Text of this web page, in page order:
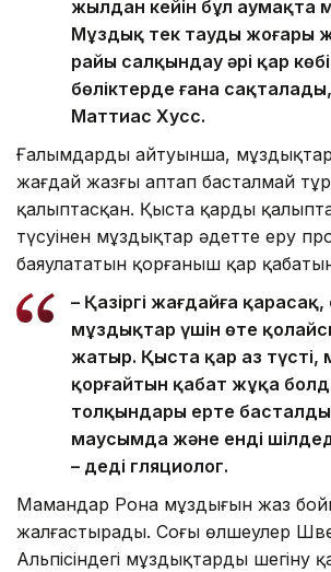
жылдан кейін бұл аумақта
Мұздық тек таудың жоғары
райы салқындау әрі қар
бөліктерде ғана
Маттиас Хусс.
Ғалымдардың айтуынша,
жағдай жазғы аптап басталмай
қалыптасқан. Қыста қардың
түсуінен мұздықтар әдетте еру
баяулататын қорғаныш қар
– Қазіргі жағдайға
мұздықтар үшін өте
жатыр. Қыста қар аз түсті,
қорғайтын қабат жұқа
толқындары ерте
маусымда және енді
– деді гляциолог.
Мамандар Рона мұздығын жаз
жалғастырады. Соңғы өлшеулер
Альпісіндегі мұздықтардың шегіну